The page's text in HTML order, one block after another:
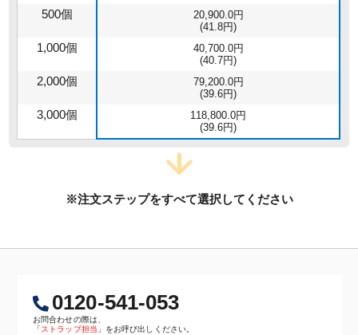
500個
20,900.0円
(41.8円)
1,000個
40,700.0円
(40.7円)
2,000個
79,200.0円
(39.6円)
3,000個
118,800.0円
(39.6円)
※注文ステップをすべて選択してください
0120-541-053
お問合わせの際は、
「ストラップ担当 」をお呼び出しください。